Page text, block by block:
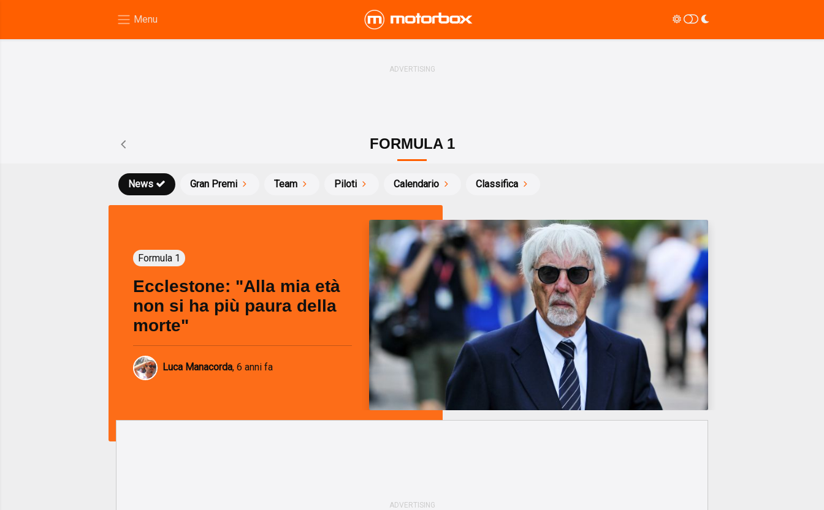
FORMULA 1
News Gran Premi Team Piloti Calendario Classifica
Formula 1
Ecclestone: "Alla mia età
non si ha più paura della
morte"
Luca Manacorda, 6 anni fa